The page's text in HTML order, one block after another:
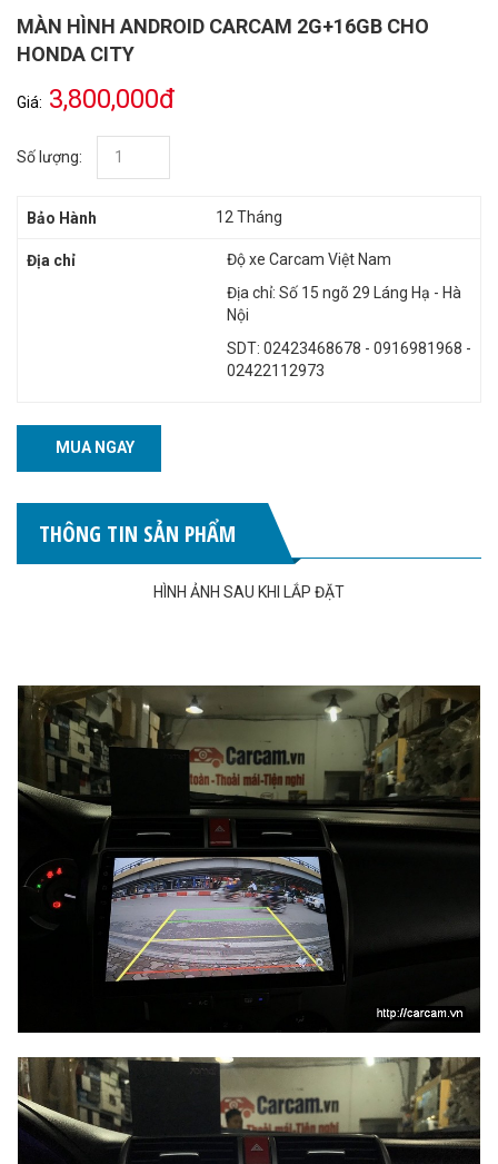
MÀN HÌNH ANDROID CARCAM 2G+16GB CHO
HONDA CITY
Giá: 3,800,000đ
Số lượng:
Bảo Hành 12 Tháng
Địa chỉ
Độ xe Carcam Việt Nam
Địa chỉ: Số 15 ngõ 29 Láng Hạ - Hà
Nội
SDT: 02423468678 - 0916981968 -
02422112973
MUA NGAY
THÔNG TIN SẢN PHẨM
HÌNH ẢNH SAU KHI LẮP ĐẶT